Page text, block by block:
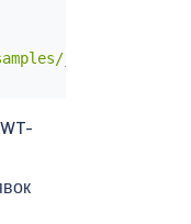
jwks.json"